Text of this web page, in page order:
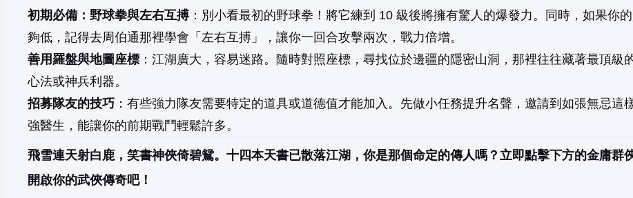
初期必備：野球拳與左右互搏：別小看最初的野球拳！將它練到 10 級後將擁有驚人的爆發力。同時，如果你
夠低，記得去周伯通那裡學會「左右互搏」，讓你一回合攻擊兩次，戰力倍增。
善用羅盤與地圖座標 ：江湖廣大，容易迷路。隨時對照座標，尋找位於邊疆的隱密山洞，那裡往往藏著最頂級
心法或神兵利器。
招募隊友的技巧 ：有些強力隊友需要特定的道具或道德值才能加入。先做小任務提升名聲，邀請到如張無忌這
強醫生，能讓你的前期戰鬥輕鬆許多。
飛雪連天射白鹿，笑書神俠倚碧鴛。十四本天書已散落江湖，你是那個命定的傳人嗎？立即點擊下方的金庸群
開啟你的武俠傳奇吧！